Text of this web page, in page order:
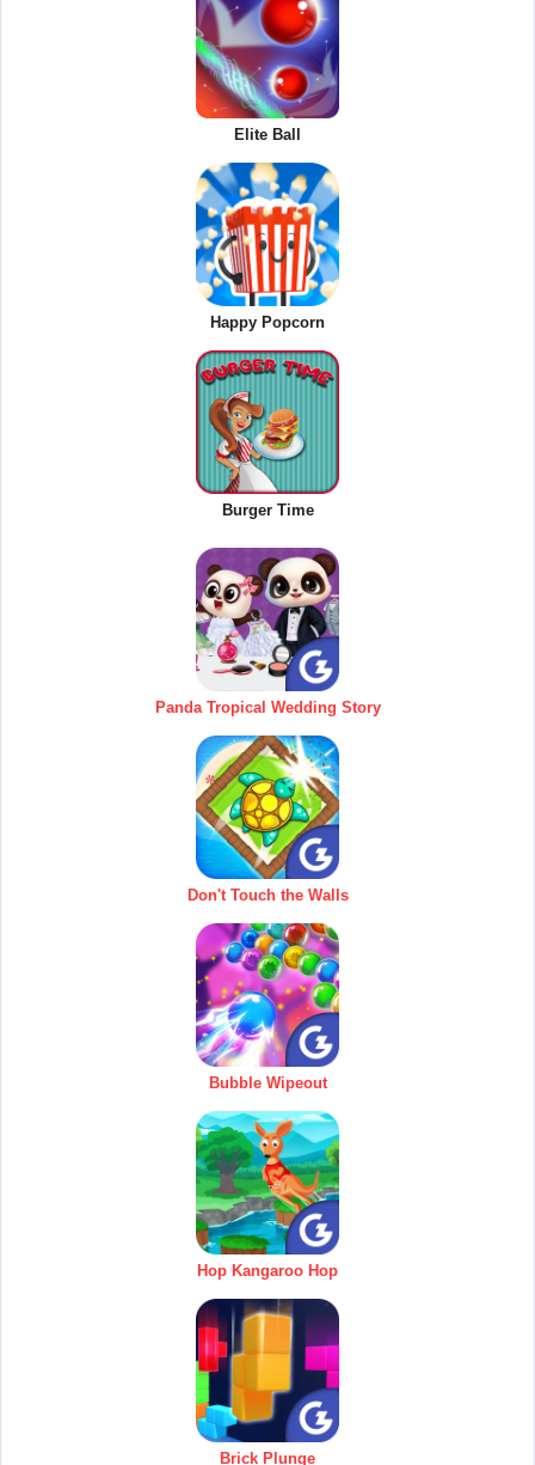
Elite Ball
Happy Popcorn
Burger Time
Panda Tropical Wedding Story
Don't Touch the Walls
Bubble Wipeout
Hop Kangaroo Hop
Brick Plunge